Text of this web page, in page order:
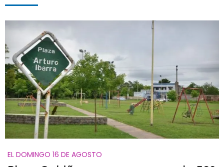
EL DOMINGO 16 DE AGOSTO